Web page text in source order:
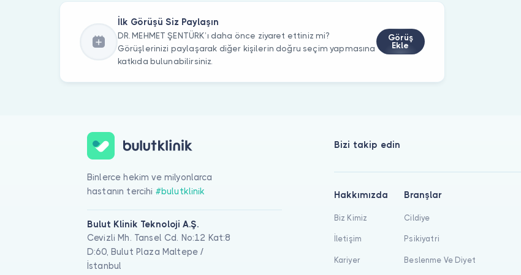
İlk Görüşü Siz Paylaşın
DR. MEHMET ŞENTÜRK’ı daha önce ziyaret ettiniz mi?
Görüşlerinizi paylaşarak diğer kişilerin doğru seçim yapmasına
katkıda bulunabilirsiniz.
Görüş
Ekle
Binlerce hekim ve milyonlarca
hastanın tercihi #bulutklinik
Bulut Klinik Teknoloji A.Ş.
Cevizli Mh. Tansel Cd. No:12 Kat:8
D:60, Bulut Plaza Maltepe /
İstanbul
Bizi takip edin
Hakkımızda
Biz Kimiz
İletişim
Kariyer
Branşlar
Cildiye
Psikiyatri
Beslenme Ve Diyet